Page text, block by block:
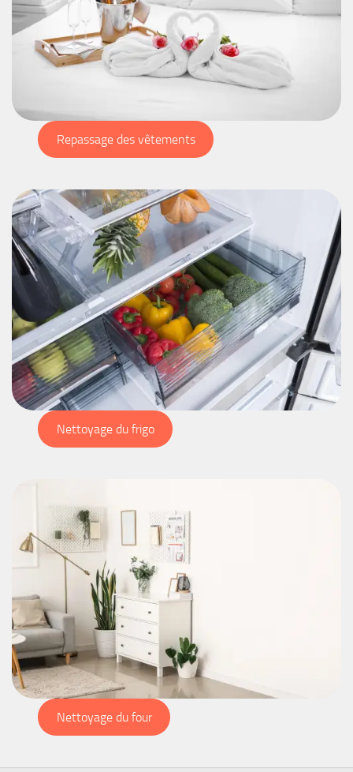
Repassage des vêtements
Nettoyage du frigo
Nettoyage du four